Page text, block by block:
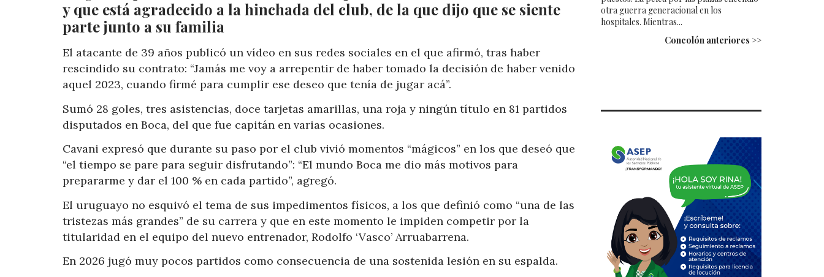
y que está agradecido a la hinchada del club, de la que dijo que se siente
parte junto a su familia
El atacante de 39 años publicó un vídeo en sus redes sociales en el que afirmó, tras haber
rescindido su contrato: “Jamás me voy a arrepentir de haber tomado la decisión de haber venido
aquel 2023, cuando firmé para cumplir ese deseo que tenía de jugar acá”.
Sumó 28 goles, tres asistencias, doce tarjetas amarillas, una roja y ningún título en 81 partidos
disputados en Boca, del que fue capitán en varias ocasiones.
Cavani expresó que durante su paso por el club vivió momentos “mágicos” en los que deseó que
“el tiempo se pare para seguir disfrutando”: “El mundo Boca me dio más motivos para
prepararme y dar el 100 % en cada partido”, agregó.
El uruguayo no esquivó el tema de sus impedimentos físicos, a los que definió como “una de las
tristezas más grandes” de su carrera y que en este momento le impiden competir por la
titularidad en el equipo del nuevo entrenador, Rodolfo ‘Vasco’ Arruabarrena.
En 2026 jugó muy pocos partidos como consecuencia de una sostenida lesión en su espalda.
otra guerra generacional en los
hospitales. Mientras...
Concolón anteriores >>